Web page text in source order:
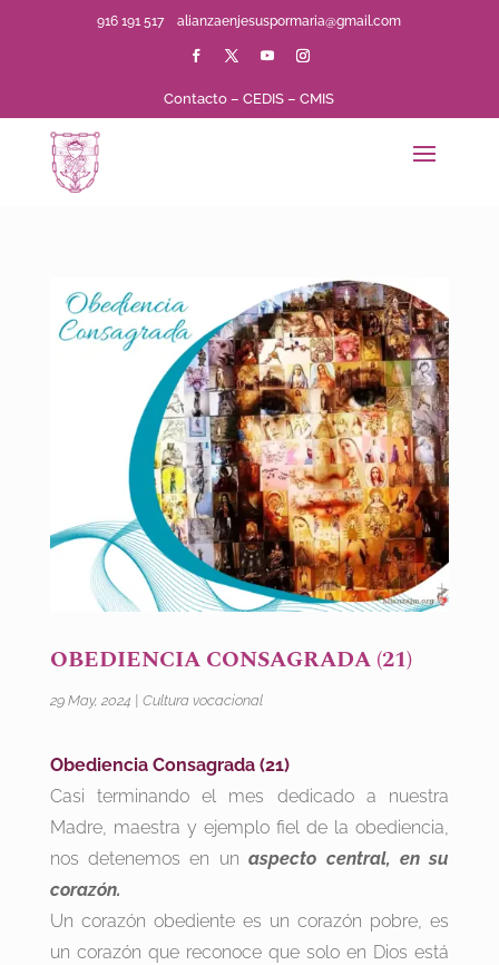
916 191 517alianzaenjesuspormaria@gmail.com
Contacto –CEDIS –CMIS
OBEDIENCIA CONSAGRADA (21)
29 May, 2024 Cultura vocacional
Obediencia Consagrada (21)
Casi terminando el mes dedicado a nuestra
Madre, maestra y ejemplo fiel de la obediencia,
nos detenemos en unaspecto central, en su
corazón.
Un corazón obediente es un corazón pobre, es
un corazón que reconoce que solo en Dios está